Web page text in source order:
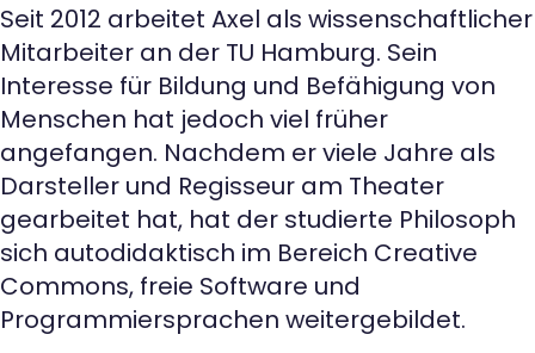
Seit 2012 arbeitet Axel als wissenschaftlicher
Mitarbeiter an der TU Hamburg. Sein
Interesse für Bildung und Befähigung von
Menschen hat jedoch viel früher
angefangen. Nachdem er viele Jahre als
Darsteller und Regisseur am Theater
gearbeitet hat, hat der studierte Philosoph
sich autodidaktisch im Bereich Creative
Commons, freie Software und
Programmiersprachen weitergebildet.